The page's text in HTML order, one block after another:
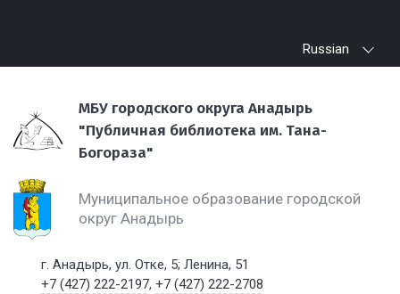
Russian
МБУ городского округа Анадырь
"Публичная библиотека им. Тана-
Богораза"
Муниципальное образование городской
округ Анадырь
г. Анадырь, ул. Отке, 5; Ленина, 51
+7 (427) 222-2197,+7 (427) 222-2708